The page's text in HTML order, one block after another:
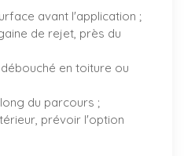
avant l'application ;
de rejet, près du
en toiture ou
du parcours ;
prévoir l'option